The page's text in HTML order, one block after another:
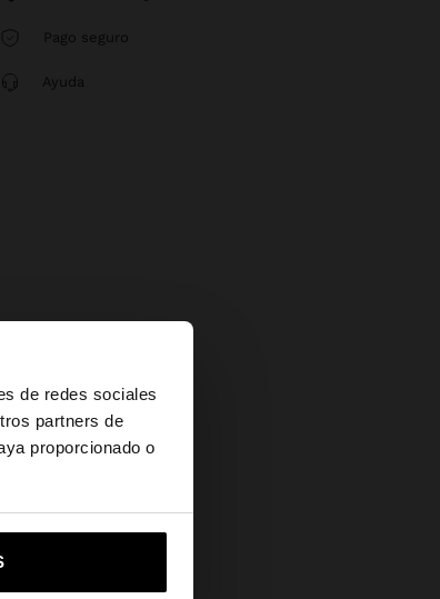
de redes sociales
partners de
proporcionado o
×
States
Pago seguro
Ayuda